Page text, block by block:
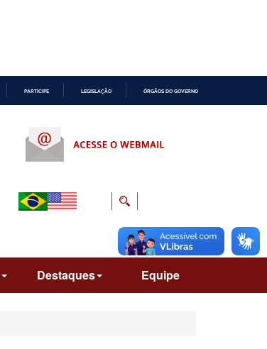
PARTICIPE LEGISLAÇÃO ÓRGÃOS DO GOVERNO
Destaques Equipe